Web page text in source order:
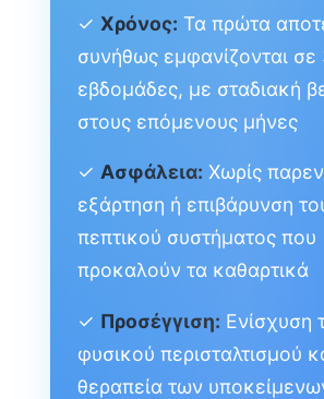
✓Χρόνος: Τα πρώτα
συνήθως εμφανίζονται σε
εβδομάδες, με σταδιακή
στους επόμενους μήνες
✓Ασφάλεια: Χωρίς
εξάρτηση ή επιβάρυνση
πεπτικού συστήματος που
προκαλούν τα καθαρτικά
✓ Προσέγγιση: Ενίσχυση
φυσικού περισταλτισμού
θεραπεία των